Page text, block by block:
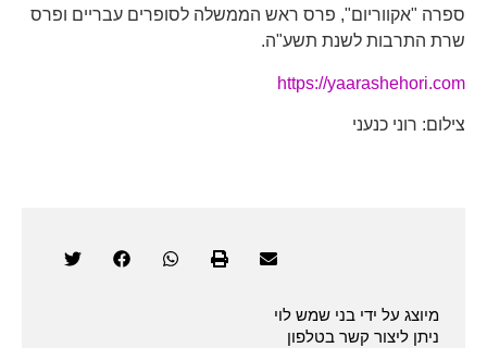
ספרה "אקווריום", פרס ראש הממשלה לסופרים עבריים ופרס
שרת התרבות לשנת תשע"ה.
https://yaarashehori.com
צילום: רוני כנעני
מיוצג על ידי בני שמש לוי
ניתן ליצור קשר בטלפון